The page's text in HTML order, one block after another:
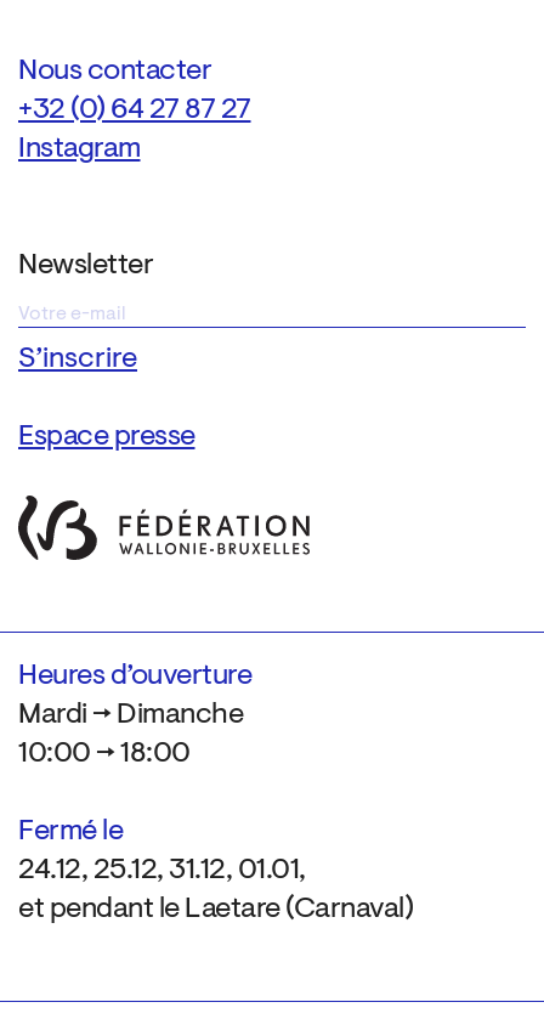
Nous contacter
+32 (0) 64 27 87 27
Instagram
Newsletter
Espace presse
Heures d’ouverture
Mardi → Dimanche
10:00 → 18:00
Fermé le
24.12, 25.12, 31.12, 01.01,
et pendant le Laetare (Carnaval)